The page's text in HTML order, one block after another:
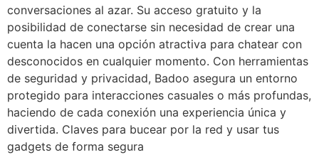
conversaciones al azar. Su acceso gratuito y la
posibilidad de conectarse sin necesidad de crear una
cuenta la hacen una opción atractiva para chatear con
desconocidos en cualquier momento. Con herramientas
de seguridad y privacidad, Badoo asegura un entorno
protegido para interacciones casuales o más profundas,
haciendo de cada conexión una experiencia única y
divertida. Claves para bucear por la red y usar tus
gadgets de forma segura